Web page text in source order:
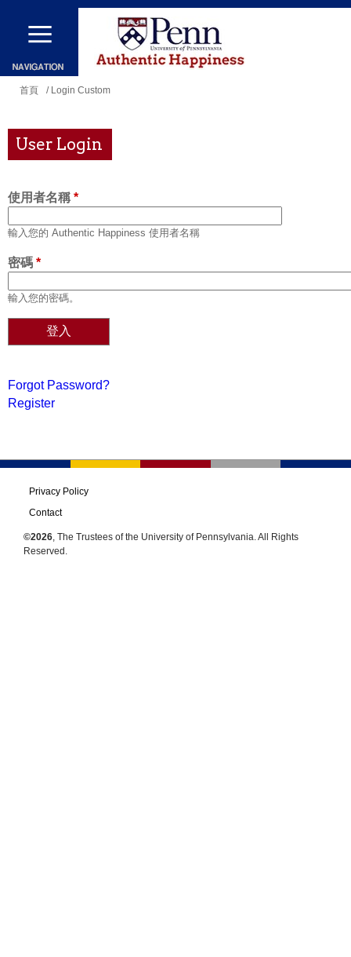
移
主
內
您
這
裡
首頁 / Login Custom
User Login
使用者名稱 *
輸入您的 Authentic Happiness 使用者名稱
密碼 *
輸入您的密碼。
Forgot Password?
Register
Privacy Policy
Contact
©2026, The Trustees of the University of Pennsylvania. All Rights
Reserved.